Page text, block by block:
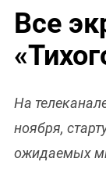
Все
На
ноября,
ожидаемых